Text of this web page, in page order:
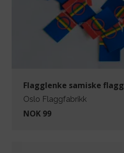
Flagglenke samiske flagg
Oslo Flaggfabrikk
NOK 99